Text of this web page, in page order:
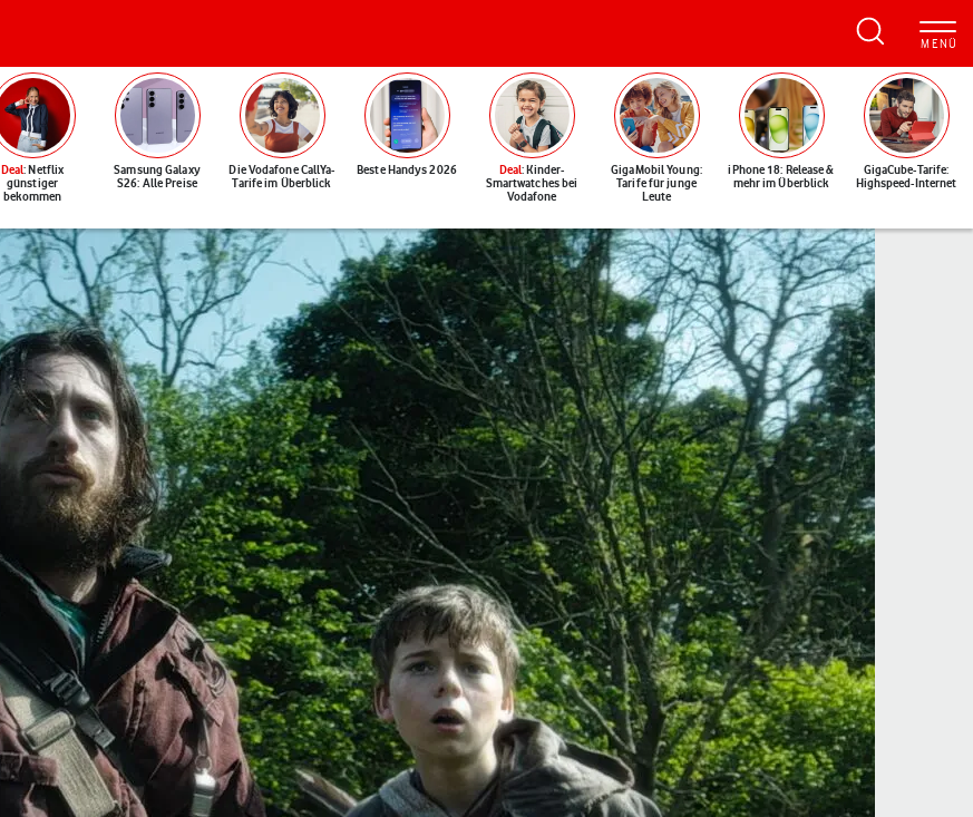
Deal: Netflix
günstiger
bekommen
Samsung Galaxy
S26: Alle Preise
Die Vodafone CallYa-
Tarife im Überblick
Beste Handys 2026 Deal: Kinder-
Smartwatches bei
Vodafone
GigaMobil Young:
Tarife für junge
Leute
iPhone 18: Release &
mehr im Überblick
GigaCube-Tarife:
Highspeed-Internet